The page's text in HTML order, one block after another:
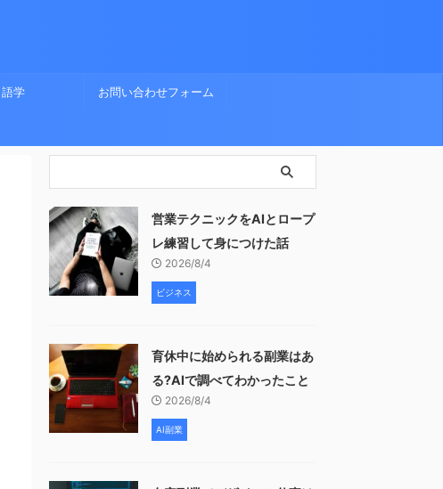
語学 お問い合わせフォーム
営業テクニックをAIとロープ
レ練習して身につけた話
2026/8/4
ビジネス
育休中に始められる副業はあ
る?AIで調べてわかったこと
2026/8/4
AI副業